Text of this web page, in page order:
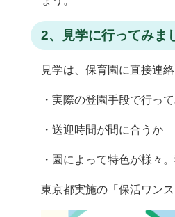
2、見学に行ってみま
見学は、保育園に直接連
・実際の登園手段で行っ
・送迎時間が間に合うか
・園によって特色が様々
東京都実施の「保活ワン